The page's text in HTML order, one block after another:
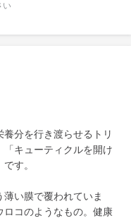
い
分を行き渡らせるトリ
キューティクルを開け
す。
い膜で覆われていま
ロコのようなもの。健康